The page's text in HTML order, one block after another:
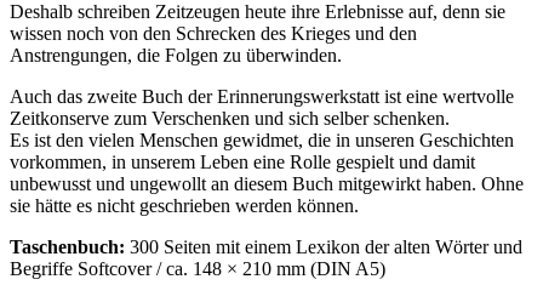
Deshalb schreiben Zeitzeugen heute ihre Erlebnisse auf, denn sie
wissen noch von den Schrecken des Krieges und den
Anstrengungen, die Folgen zu überwinden.
Auch das zweite Buch der Erinnerungswerkstatt ist eine wertvolle
Zeitkonserve zum Verschenken und sich selber schenken.
Es ist den vielen Menschen gewidmet, die in unseren Geschichten
vorkommen, in unserem Leben eine Rolle gespielt und damit
unbewusst und ungewollt an diesem Buch mitgewirkt haben. Ohne
sie hätte es nicht geschrieben werden können.
Taschenbuch: 300 Seiten mit einem Lexikon der alten Wörter und
Begriffe Softcover / ca. 148 × 210 mm (DIN A5)